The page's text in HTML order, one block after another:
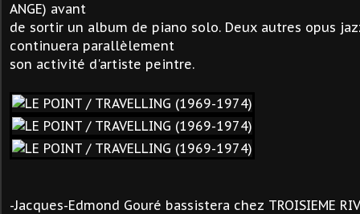
ANGE) avant
de sortir un album de piano solo. Deux autres opus
continuera parallèlement
son activité d'artiste peintre.
-Jacques-Edmond Gouré bassistera chez TROISIEME